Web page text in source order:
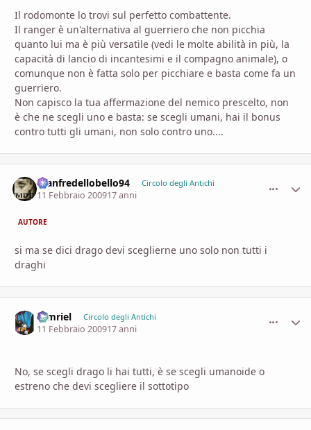
Il rodomonte lo trovi sul perfetto combattente.
Il ranger è un'alternativa al guerriero che non picchia
quanto lui ma è più versatile (vedi le molte abilità in più, la
capacità di lancio di incantesimi e il compagno animale), o
comunque non è fatta solo per picchiare e basta come fa un
guerriero.
Non capisco la tua affermazione del nemico prescelto, non
è che ne scegli uno e basta: se scegli umani, hai il bonus
contro tutti gli umani, non solo contro uno....
manfredellobello94 Circolo degli Antichi
11 Febbraio 200917 anni
AUTORE
si ma se dici drago devi sceglierne uno solo non tutti i
draghi
tamriel Circolo degli Antichi
11 Febbraio 200917 anni
No, se scegli drago li hai tutti, è se scegli umanoide o
estreno che devi scegliere il sottotipo